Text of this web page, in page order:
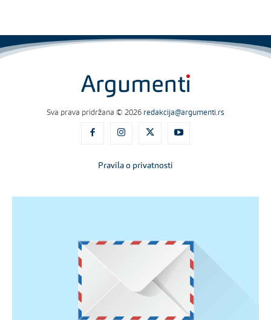
Sva prava pridržana © 2026 redakcija@argumenti.rs
Pravila o privatnosti